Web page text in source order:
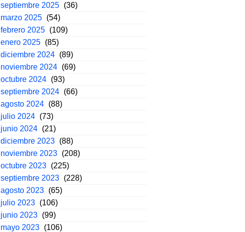
septiembre 2025 (36)
marzo 2025 (54)
febrero 2025 (109)
enero 2025 (85)
diciembre 2024 (89)
noviembre 2024 (69)
octubre 2024 (93)
septiembre 2024 (66)
agosto 2024 (88)
julio 2024 (73)
junio 2024 (21)
diciembre 2023 (88)
noviembre 2023 (208)
octubre 2023 (225)
septiembre 2023 (228)
agosto 2023 (65)
julio 2023 (106)
junio 2023 (99)
mayo 2023 (106)